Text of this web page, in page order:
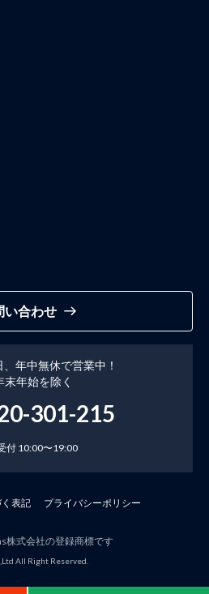
い合わせ
年中無休で営業中！
年始を除く
301-215
付 10:00〜19:00
表記 プライバシーポリシー
株式会社の登録商標です
All Right Reserved.